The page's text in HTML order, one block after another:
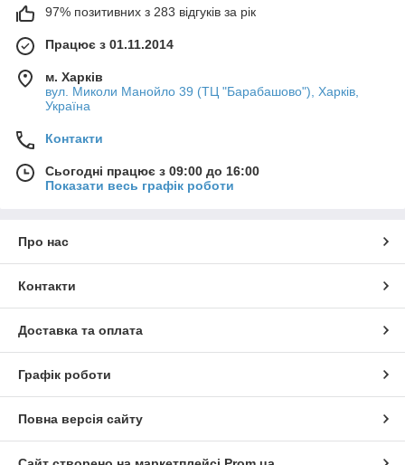
97% позитивних з 283 відгуків за рік
Працює з 01.11.2014
м. Харків
вул. Миколи Манойло 39 (ТЦ "Барабашово"), Харків,
Україна
Контакти
Сьогодні працює з 09:00 до 16:00
Показати весь графік роботи
Про нас
Контакти
Доставка та оплата
Графік роботи
Повна версія сайту